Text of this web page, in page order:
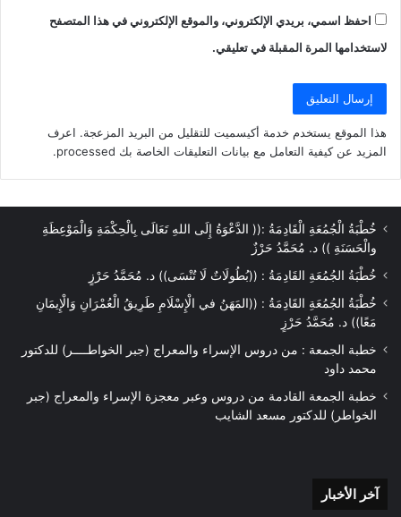
احفظ اسمي، بريدي الإلكتروني، والموقع الإلكتروني في هذا المتصفح
لاستخدامها المرة المقبلة في تعليقي.
هذا الموقع يستخدم خدمة أكيسميت للتقليل من البريد المزعجة. اعرف
المزيد عن كيفية التعامل مع بيانات التعليقات الخاصة بك processed
.
خُطْبَةُ الْجُمُعَةِ الْقَادِمَةُ :(( الدَّعْوَةُ إِلَى اللهِ تَعَالَى بِالْحِكْمَةِ وَالْمَوْعِظَةِ
والْحَسَنَةِ )) د. مُحَمَّدُ حَرْزٌ
خُطْبَةُ الجُمُعَةِ القَادِمَةُ : ((بُطُولَاتٌ لَا تُنْسَى)) د. مُحَمَّدُ حَرْزٍ
خُطْبَةُ الجُمُعَةِ القَادِمَةُ : ((المَهَنُ في الْإِسْلَامِ طَرِيقُ الْعُمْرَانِ وَالْإِيمَانِ
مَعًا)) د. مُحَمَّدُ حَرْزٍ
خطبة الجمعة : من دروس الإسراء والمعراج (جبر الخواطــــر) للدكتور
محمد داود
خطبة الجمعة القادمة من دروس وعبر معجزة الإسراء والمعراج (جبر
الخواطر) للدكتور مسعد الشايب
آخر الأخبار